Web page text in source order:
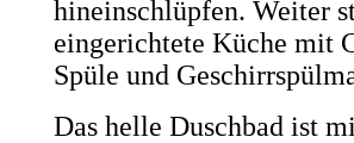
hineinschlüpfen. Weiter
eingerichtete Küche mit
Spüle und
Das helle Duschbad ist